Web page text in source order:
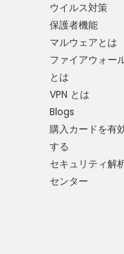
ウイルス対策
保護者機能
マルウェアとは
ファイアウォー
とは
VPN とは
Blogs
購入カードを有
する
セキュリティ解
センター